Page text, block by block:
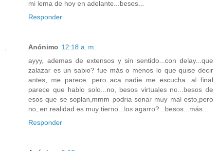
mi lema de hoy en adelante...besos...
Responder
Anónimo 12:18 a. m.
ayyy, ademas de extensos y sin sentido...con delay...que
zalazar es un sabio? fue más o menos lo que quise decir
antes, me parece...pero aca nadie me escucha...al final
parece que hablo solo...no, besos virtuales no...besos de
esos que se soplan,mmm podria sonar muy mal esto,pero
no, en realidad es muy tierno...los agarro?...besos...más...
Responder